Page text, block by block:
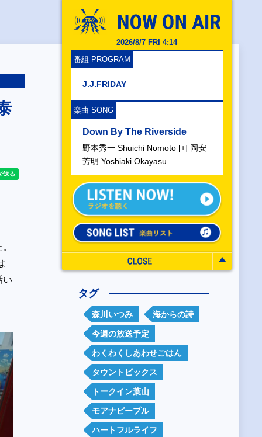
2026/8/7 FRI 4:14
番組 PROGRAM
J.J.FRIDAY
楽曲 SONG
Down By The Riverside
野本秀一 Shuichi Nomoto [+] 岡安
芳明 Yoshiaki Okayasu
い
タグ
森川いつみ 海からの詩
今週の放送予定
わくわくしあわせごはん
タウントピックス
トークイン葉山
モアナピープル
ハートフルライフ